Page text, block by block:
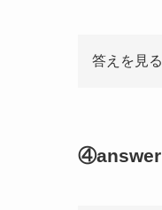
答えを見る
④answer